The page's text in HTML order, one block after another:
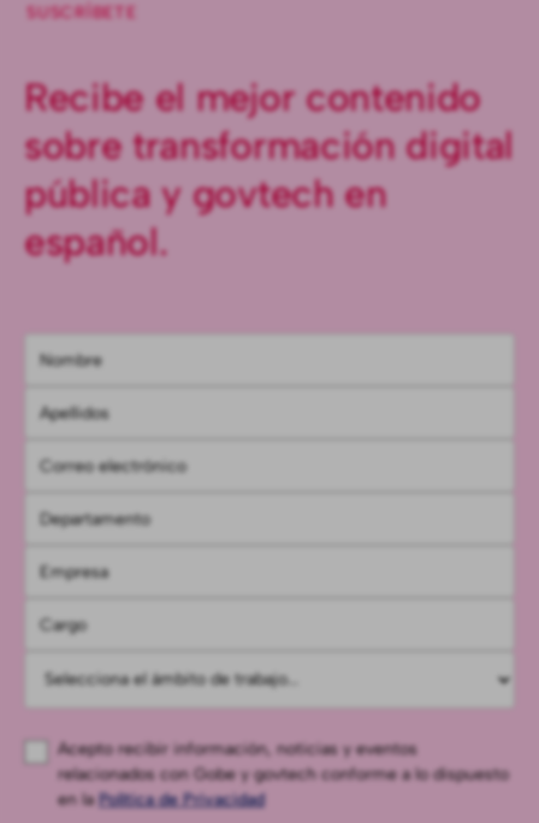
SUSCRÍBETE
Recibe el mejor contenido
sobre transformación digital
pública y govtech en
español.
Acepto recibir información, noticias y eventos
relacionados con Gobe y govtech conforme a lo dispuesto
en laPolítica de Privacidad